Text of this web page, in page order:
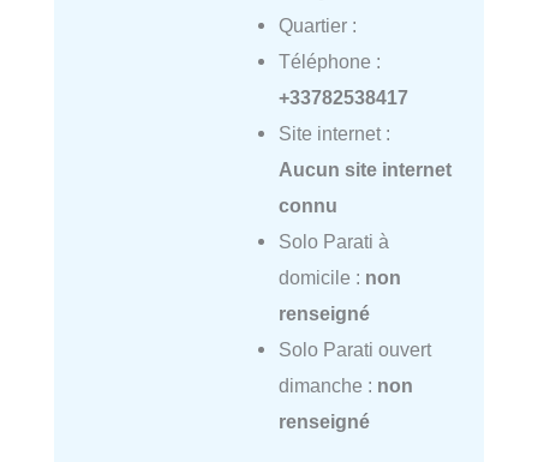
Quartier :
Téléphone :
+33782538417
Site internet :
Aucun site internet
connu
Solo Parati à
domicile : non
renseigné
Solo Parati ouvert
dimanche : non
renseigné